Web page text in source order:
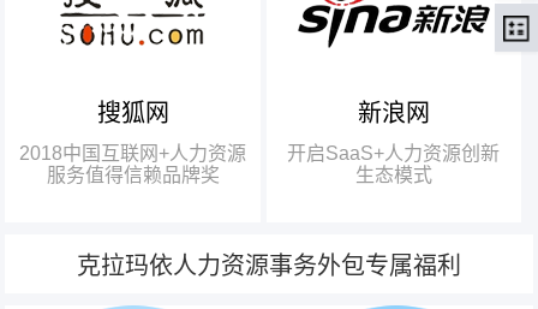
搜狐网
2018中国互联网+人力资源
服务值得信赖品牌奖
瑞方人力获得人力资源行业唯
一奖项——“2018中国互联网+人
力资源服务值得信赖品牌奖”
新浪网
开启SaaS+人力资源创新
生态模式
克拉玛依人力资源事务外包专属福利